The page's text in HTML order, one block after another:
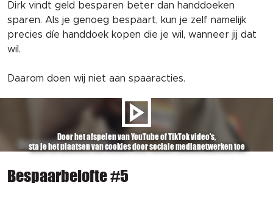
Dirk vindt geld besparen beter dan handdoeken
sparen. Als je genoeg bespaart, kun je zelf namelijk
precies díe handdoek kopen die je wil, wanneer jij dat
wil.
Daarom doen wij niet aan spaaracties.
Door het afspelen van YouTube of TikTok video's,
sta je het plaatsen van cookies door sociale medianetwerken toe
Bespaarbelofte #5